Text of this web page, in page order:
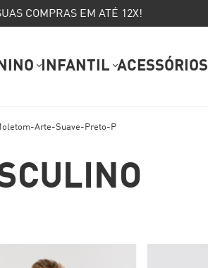
COMPRAS EM ATÉ 12X!
INFANTIL ACESSÓRIOS
Arte-Suave-Preto-P